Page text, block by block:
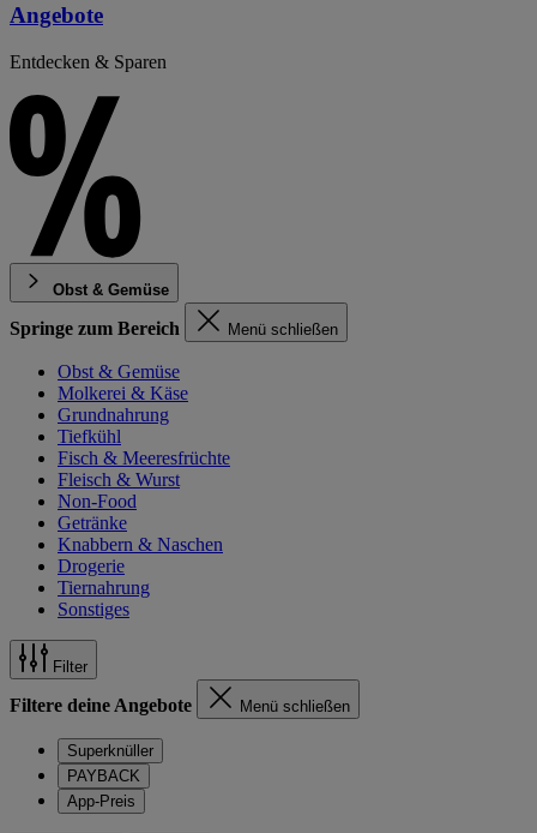
Angebote
Entdecken & Sparen
Obst & Gemüse
Springe zum Bereich Menü schließen
Obst & Gemüse
Molkerei & Käse
Grundnahrung
Tiefkühl
Fisch & Meeresfrüchte
Fleisch & Wurst
Non-Food
Getränke
Knabbern & Naschen
Drogerie
Tiernahrung
Sonstiges
Filter
Filtere deine Angebote Menü schließen
Superknüller
PAYBACK
App-Preis